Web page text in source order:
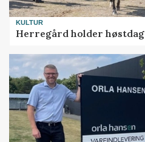
KULTUR
Herregård holder høstdag